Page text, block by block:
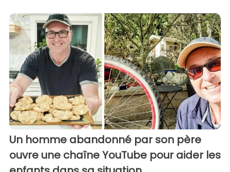
Un homme abandonné par son père
ouvre une chaîne YouTube pour aider les